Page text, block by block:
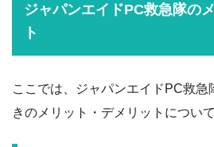
ジャパンエイドPC救急隊の
ト
ここでは、ジャパンエイドPC救急
きのメリット・デメリットについ